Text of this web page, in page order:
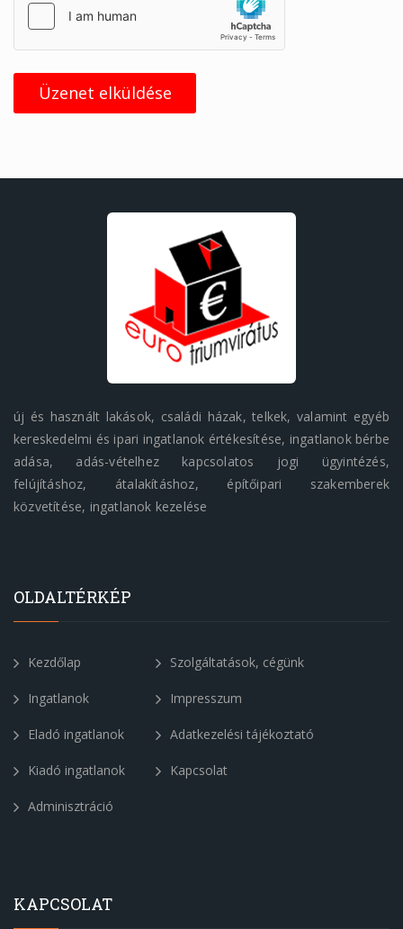
Üzenet elküldése
új és használt lakások, családi házak, telkek, valamint egyéb
kereskedelmi és ipari ingatlanok értékesítése, ingatlanok bérbe
adása, adás-vételhez kapcsolatos jogi ügyintézés,
felújításhoz, átalakításhoz, építőipari szakemberek
közvetítése, ingatlanok kezelése
OLDALTÉRKÉP
Kezdőlap
Ingatlanok
Eladó ingatlanok
Kiadó ingatlanok
Adminisztráció
Szolgáltatások, cégünk
Impresszum
Adatkezelési tájékoztató
Kapcsolat
KAPCSOLAT